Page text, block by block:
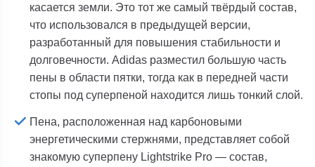
касается земли. Это тот же самый твёрдый состав,
что использовался в предыдущей версии,
разработанный для повышения стабильности и
долговечности.Adidas разместил большую часть
пены в области пятки, тогда как в передней части
стопы под суперпеной находится лишь тонкий слой.
Пена, расположенная над карбоновыми
энергетическими стержнями, представляет собой
знакомую суперпену Lightstrike Pro — состав,